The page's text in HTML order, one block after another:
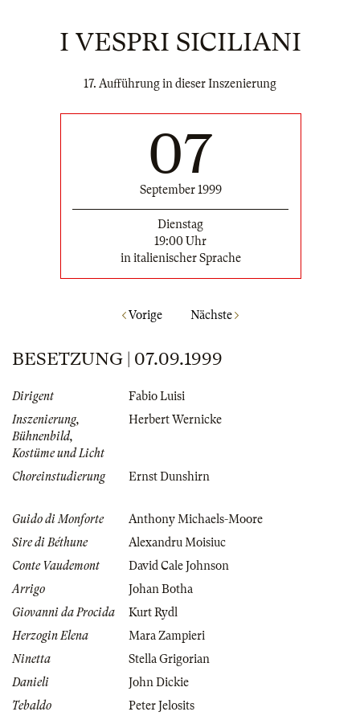
I VESPRI SICILIANI
17. Aufführung in dieser Inszenierung
07
September 1999
Dienstag
19:00 Uhr
in italienischer Sprache
Vorige Nächste
BESETZUNG | 07.09.1999
Dirigent
Fabio Luisi
Inszenierung,
Bühnenbild,
Kostüme und Licht
Herbert Wernicke
Choreinstudierung Ernst Dunshirn
Guido di Monforte
Anthony Michaels-Moore
Sire di Béthune
Alexandru Moisiuc
Conte Vaudemont
David Cale Johnson
Arrigo
Johan Botha
Giovanni da Procida
Kurt Rydl
Herzogin Elena
Mara Zampieri
Ninetta
Stella Grigorian
Danieli
John Dickie
Tebaldo
Peter Jelosits